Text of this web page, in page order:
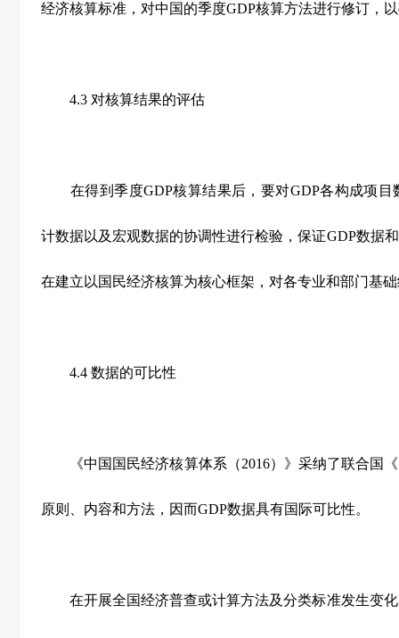
经济核算标准，对中国的季度GDP核算方法进行修订，
4.3 对核算结果的评估
在得到季度GDP核算结果后，要对GDP各构成项目
计数据以及宏观数据的协调性进行检验，保证GDP数据
在建立以国民经济核算为核心框架，对各专业和部门基
4.4 数据的可比性
《中国国民经济核算体系（2016）》采纳了联合国《
原则、内容和方法，因而GDP数据具有国际可比性。
在开展全国经济普查或计算方法及分类标准发生变化